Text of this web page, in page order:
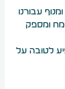
עבורנו
ומספק
לטובה על